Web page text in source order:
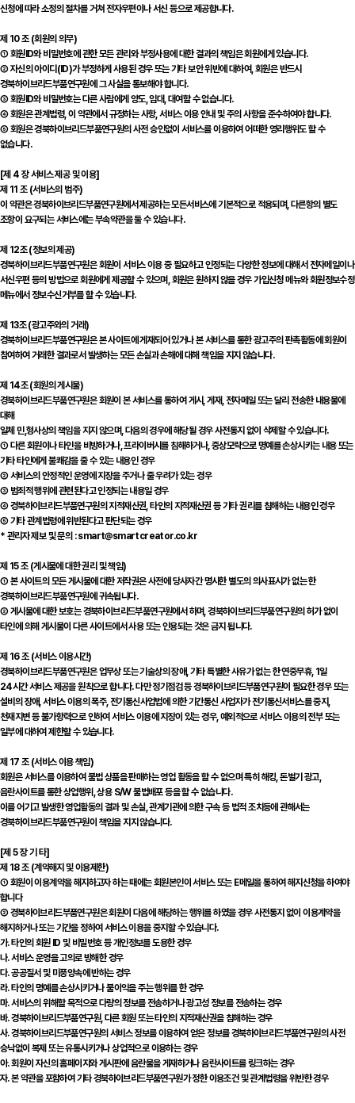
신청에 따라 소정의 절차를 거쳐 전자우편이나 서신 등으로 제공합니다.
제 10 조 (회원의 의무)
① 회원ID와 비밀번호에 관한 모든 관리와 부정사용에 대한 결과의 책임은 회원에게 있습니다.
② 자신의 아이디(ID)가 부정하게 사용된 경우 또는 기타 보안 위반에 대하여, 회원은 반드시
경북하이브리드부품연구원에 그 사실을 통보해야 합니다.
③ 회원ID와 비밀번호는 다른 사람에게 양도, 임대, 대여할 수 없습니다.
④ 회원은 관계법령, 이 약관에서 규정하는 사항, 서비스 이용 안내 및 주의 사항을 준수하여야 합니다.
⑤ 회원은 경북하이브리드부품연구원의 사전 승인없이 서비스를 이용하여 어떠한 영리행위도 할 수
없습니다.
[제 4 장 서비스 제공 및 이용]
제 11 조 (서비스의 범주)
이 약관은 경북하이브리드부품연구원에서 제공하는 모든서비스에 기본적으로 적용되며, 다른항의 별도
조항이 요구되는 서비스에는 부속약관을 둘 수 있습니다.
제 12조 (정보의 제공)
경북하이브리드부품연구원은 회원이 서비스 이용 중 필요하고 인정되는 다양한 정보에 대해서 전자메일이나
서신우편 등의 방법으로 회원에게 제공할 수 있으며, 회원은 원하지 않을 경우 가입신청 메뉴와 회원정보수정
메뉴에서 정보수신거부를 할 수 있습니다.
제 13조 (광고주와의 거래)
경북하이브리드부품연구원은 본 사이트에 게재되어 있거나 본 서비스를 통한 광고주의 판촉활동에 회원이
참여하여 거래한 결과로서 발생하는 모든 손실과 손해에 대해 책임을 지지 않습니다.
제 14조 (회원의 게시물)
경북하이브리드부품연구원은 회원이 본 서비스를 통하여 게시, 게재, 전자메일 또는 달리 전송한 내용물에
대해
일체 민,형사상의 책임을 지지 않으며, 다음의 경우에 해당될 경우 사전통지 없이 삭제할 수 있습니다.
① 다른 회원이나 타인을 비방하거나, 프라이버시를 침해하거나, 중상모략으로 명예를 손상시키는 내용 또는
기타 타인에게 불쾌감을 줄 수 있는 내용인 경우
② 서비스의 안정적인 운영에 지장을 주거나 줄 우려가 있는 경우
③ 범죄적 행위에 관련된다고 인정되는 내용일 경우
④ 경북하이브리드부품연구원의 지적재산권, 타인의 지적재산권 등 기타 권리를 침해하는 내용인 경우
⑤ 기타 관계법령에 위반된다고 판단되는 경우
* 관리자 제보 및 문의 : smart@smartcreator.co.kr
제 15 조 (게시물에 대한 권리 및 책임)
① 본 사이트의 모든 게시물에 대한 저작권은 사전에 당사자간 명시한 별도의 의사표시가 없는 한
경북하이브리드부품연구원에 귀속됩니다.
② 게시물에 대한 보호는 경북하이브리드부품연구원에서 하며, 경북하이브리드부품연구원의 허가 없이
타인에 의해 게시물이 다른 사이트에서 사용 또는 인용되는 것은 금지 됩니다.
제 16 조 (서비스 이용시간)
경북하이브리드부품연구원은 업무상 또는 기술상의 장애, 기타 특별한 사유가 없는 한 연중무휴, 1일
24시간 서비스 제공을 원칙으로 합니다. 다만 정기점검 등 경북하이브리드부품연구원이 필요한 경우 또는
설비의 장애, 서비스 이용의 폭주, 전기통신사업법에 의한 기간통신 사업자가 전기통신서비스를 중지,
천재지변 등 불가항력으로 인하여 서비스 이용에 지장이 있는 경우, 예외적으로 서비스 이용의 전부 또는
일부에 대하여 제한할 수 있습니다.
제 17 조 (서비스 이용 책임)
회원은 서비스를 이용하여 불법 상품을 판매하는 영업 활동을 할 수 없으며 특히 해킹, 돈벌기 광고,
음란사이트를 통한 상업행위, 상용 S/W 불법배포 등을 할 수 없습니다.
이를 어기고 발생한 영업활동의 결과 및 손실, 관계기관에 의한 구속 등 법적 조치등에 관해서는
경북하이브리드부품연구원이 책임을 지지 않습니다.
[제 5 장 기 타]
제 18 조 (계약해지 및 이용제한)
① 회원이 이용계약을 해지하고자 하는 때에는 회원본인이 서비스 또는 E메일을 통하여 해지신청을 하여야
합니다
② 경북하이브리드부품연구원은 회원이 다음에 해당하는 행위를 하였을 경우 사전통지 없이 이용계약을
해지하거나 또는 기간을 정하여 서비스 이용을 중지할 수 있습니다.
가. 타인의 회원 ID 및 비밀번호 등 개인정보를 도용한 경우
나. 서비스 운영을 고의로 방해한 경우
다. 공공질서 및 미풍양속에 반하는 경우
라. 타인의 명예를 손상시키거나 불이익을 주는 행위를 한 경우
마. 서비스의 위해할 목적으로 다량의 정보를 전송하거나 광고성 정보를 전송하는 경우
바. 경북하이브리드부품연구원, 다른 회원 또는 타인의 지적재산권을 침해하는 경우
사. 경북하이브리드부품연구원의 서비스 정보를 이용하여 얻은 정보를 경북하이브리드부품연구원의 사전
승낙없이 복제 또는 유통시키거나 상업적으로 이용하는 경우
아. 회원이 자신의 홈페이지와 게시판에 음란물을 게재하거나 음란사이트를 링크하는 경우
자. 본 약관을 포함하여 기타 경북하이브리드부품연구원가 정한 이용조건 및 관계법령을 위반한 경우